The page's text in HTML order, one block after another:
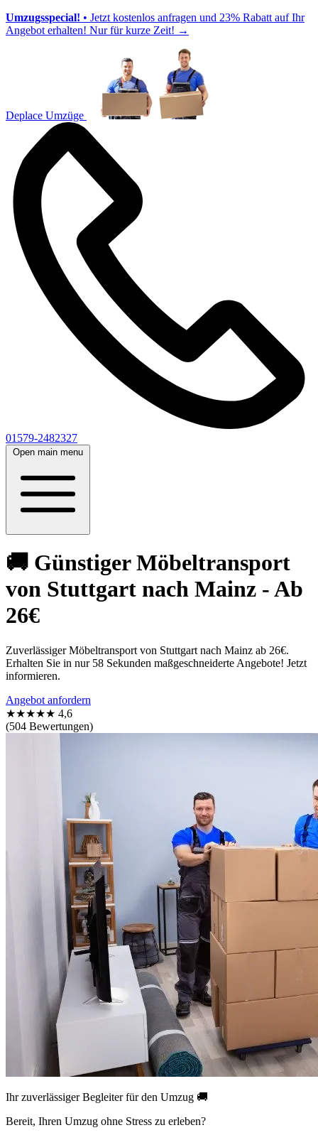
Umzugsspecial! • Jetzt kostenlos anfragen und 23% Rabatt auf Ihr
Angebot erhalten! Nur für kurze Zeit! →
Deplace Umzüge
01579-2482327
Open main menu
🚚 Günstiger Möbeltransport
von Stuttgart nach Mainz - Ab
26€
Zuverlässiger Möbeltransport von Stuttgart nach Mainz ab 26€.
Erhalten Sie in nur 58 Sekunden maßgeschneiderte Angebote! Jetzt
informieren.
Angebot anfordern
★★★★★ 4,6
(504 Bewertungen)
Ihr zuverlässiger Begleiter für den Umzug 🚚
Bereit, Ihren Umzug ohne Stress zu erleben?